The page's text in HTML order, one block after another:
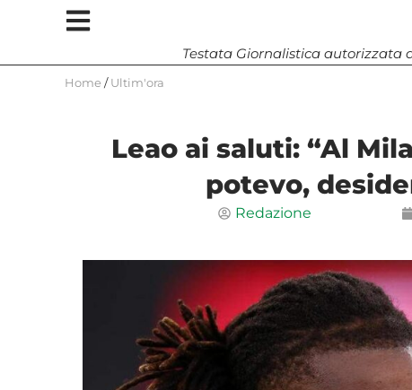
Testata Giornalistica autorizzata
Home / Ultim'ora
Leao ai saluti: “Al
potevo,
Redazione